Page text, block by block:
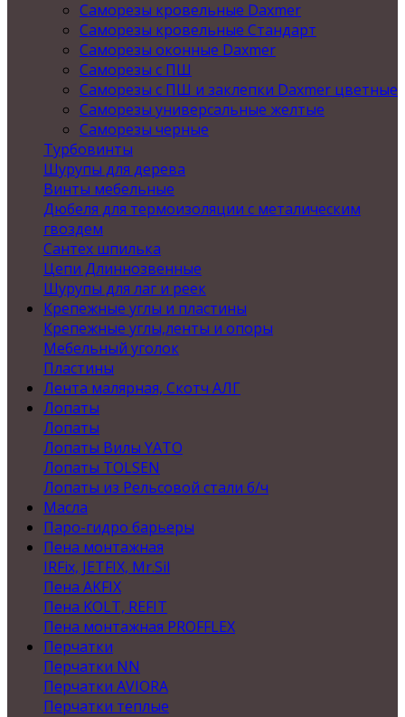
Саморезы кровельные Daxmer
Саморезы кровельные Стандарт
Саморезы оконные Daxmer
Саморезы с ПШ
Саморезы с ПШ и заклепки Daxmer цветные
Саморезы универсальные желтые
Саморезы черные
Турбовинты
Шурупы для дерева
Винты мебельные
Дюбеля для термоизоляции с металическим
гвоздем
Сантех шпилька
Цепи Длиннозвенные
Шурупы для лаг и реек
Крепежные углы и пластины
Крепежные углы,ленты и опоры
Мебельный уголок
Пластины
Лента малярная, Скотч АЛГ
Лопаты
Лопаты
Лопаты Вилы YATO
Лопаты TOLSEN
Лопаты из Рельсовой стали б/ч
Масла
Паро-гидро барьеры
Пена монтажная
IRFix, JETFIX, Mr.Sil
Пена AKFIX
Пена KOLT, REFIT
Пена монтажная PROFFLEX
Перчатки
Перчатки NN
Перчатки AVIORA
Перчатки теплые